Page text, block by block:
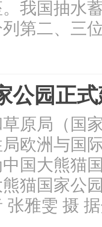
我国抽水
第二、三
公园正
原局（国
欧洲与国
国大熊猫
猫国家公
张雅雯 摄